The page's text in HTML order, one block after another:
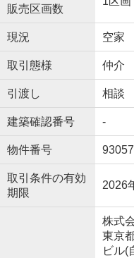
販売区画数
現況 空家
取引態様 仲介
引渡し 相談
建築確認番号 -
物件番号
取引条件の有効
期限
2026
株式
東京
ビル(